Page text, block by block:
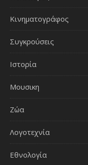
Κινηματογράφος
Συγκρούσεις
Ιστορία
Μουσικη
Ζώα
Λογοτεχνία
Εθνολογία